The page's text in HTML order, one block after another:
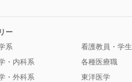
ー
系
・内科系
・外科系
看護教員・学生
各種医療職
東洋医学